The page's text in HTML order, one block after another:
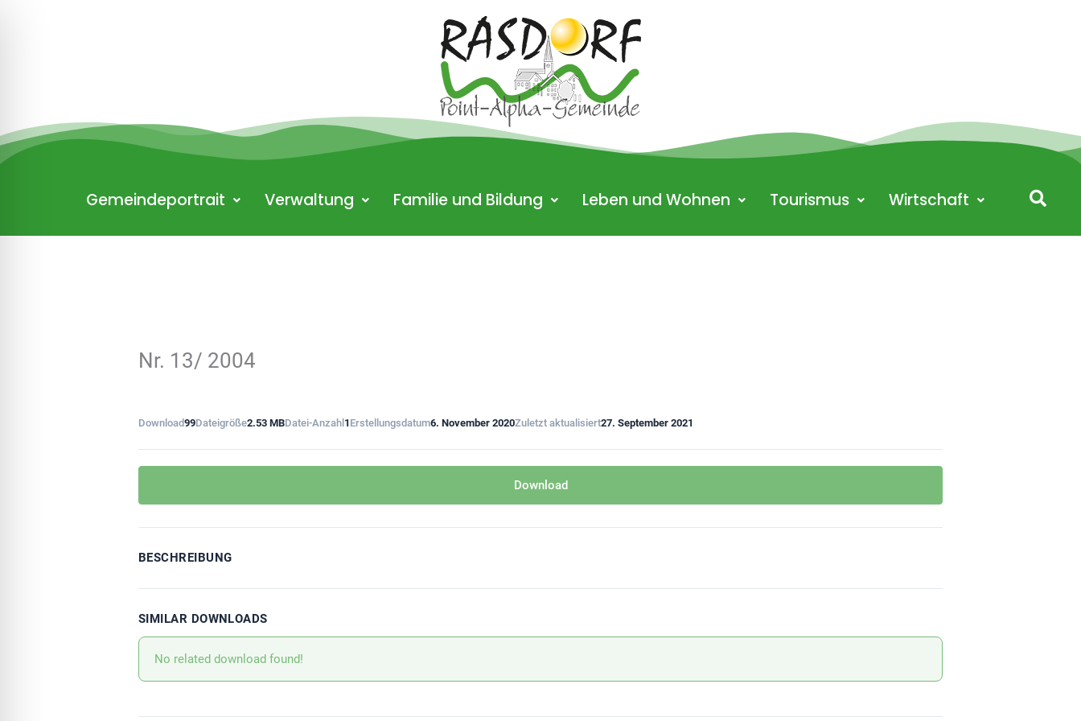
Gemeindeportrait Verwaltung Familie und Bildung Leben und Wohnen Tourismus Wirtschaft
Nr. 13/ 2004
Download99Dateigröße2.53 MBDatei-Anzahl 1 Erstellungsdatum6. November 2020Zuletzt aktualisiert27. September 2021
Download
BESCHREIBUNG
SIMILAR DOWNLOADS
No related download found!